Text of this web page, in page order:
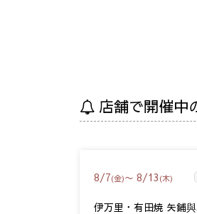
店舗で開催中
8/7(金)〜 8/13 (木)
伊万里・有田焼 矢鋪